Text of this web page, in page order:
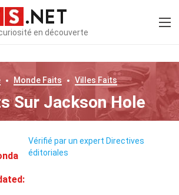
en découverte
MondeFaits Villes Faits
Sur Jackson Hole
Vérifié par un expert Directives
éditoriales